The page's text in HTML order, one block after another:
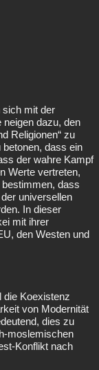
sich mit der
neigen dazu, den
Religionen“ zu
betonen, dass ein
der wahre Kampf
Werte vertreten,
dass
universellen
In dieser
mit ihrer
den Westen und
die Koexistenz
von Modernität
dies zu
moslemischen
Konflikt nach